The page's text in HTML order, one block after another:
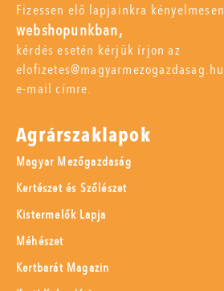
Fizessen elő lapjainkra kényelmesen
webshopunkban,
kérdés esetén kérjük írjon az
elofizetes@magyarmezogazdasag.hu
e-mail címre.
Agrárszaklapok
Magyar Mezőgazdaság
Kertészet és Szőlészet
Kistermelők Lapja
Méhészet
Kertbarát Magazin